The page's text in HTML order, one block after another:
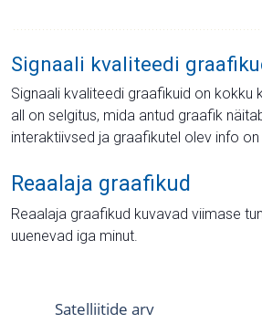
Signaali kvaliteedi
Signaali kvaliteedi graafikuid on kokku
all on selgitus, mida antud graafik
interaktiivsed ja graafikutel olev info on
Reaalaja graafikud
Reaalaja graafikud kuvavad viimase
uuenevad iga minut.